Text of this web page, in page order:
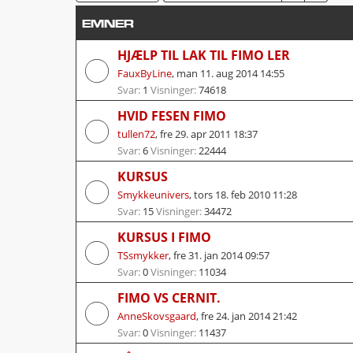
EMNER
HJÆLP TIL LAK TIL FIMO LER
FauxByLine, man 11. aug 2014 14:55
Svar: 1 Visninger:74618
HVID FESEN FIMO
tullen72,fre 29. apr 2011 18:37
Svar:6Visninger:22444
KURSUS
Smykkeunivers,tors 18. feb 2010 11:28
Svar: 15Visninger:34472
KURSUS I FIMO
TSsmykker,fre 31. jan 2014 09:57
Svar:0Visninger: 11034
FIMO VS CERNIT.
AnneSkovsgaard,fre 24. jan 2014 21:42
Svar:0Visninger: 11437